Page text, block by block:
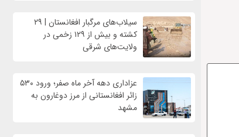
سیلاب‌های مرگبار افغانستان | ۲۹
کشته و بیش از ۱۲۹ زخمی در
ولایت‌های شرقی
عزاداری دهه آخر ماه صفر؛ ورود ۵۳۰
زائر افغانستانی از مرز دوغارون به
مشهد